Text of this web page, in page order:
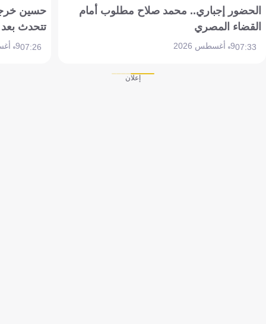
الحضور إجباري.. محمد صلاح مطلوب أمام
القضاء المصري
07:339 أغسطس 2026
حسين
تتحدث
07:269 أغسطس 2026
إعلان